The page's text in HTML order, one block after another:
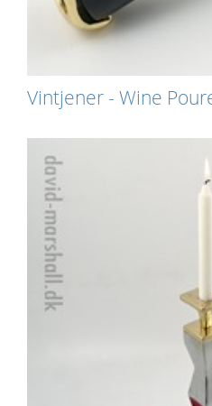
Vintjener - Wine